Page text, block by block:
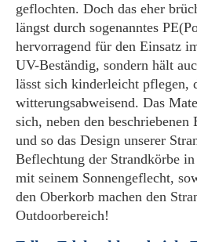
geflochten. Doch das eher
längst durch sogenanntes
hervorragend für den Einsatz
UV-Beständig, sondern hält
lässt sich kinderleicht pflegen,
witterungsabweisend. Das
sich, neben den
und so das Design unserer
Beflechtung der Strandkörbe
mit seinem Sonnengeflecht,
den Oberkorb machen den
Outdoorbereich!